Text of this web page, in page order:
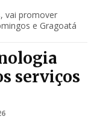
vai promover
e Gragoatá
serviços